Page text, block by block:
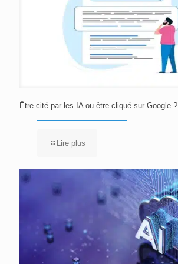
Être cité par les IA ou être cliqué sur Google ?
Lire plus